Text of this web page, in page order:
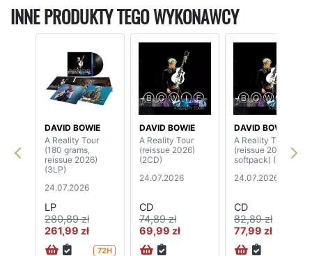
INNE PRODUKTY TEGO WYKONAWCY
DAVID BOWIE
A Reality Tour
(180 grams,
reissue 2026)
(3LP)
24.07.2026
LP
280,89 zł
261,99 zł
72H
DAVID BOWIE
A Reality Tour
(reissue 2026)
(2CD)
24.07.2026
CD
74,89 zł
69,99 zł
DAVID BOWIE
A Reality Tour
(reissue 2026,
softpack) (2CD)
24.07.2026
CD
82,89 zł
77,99 zł